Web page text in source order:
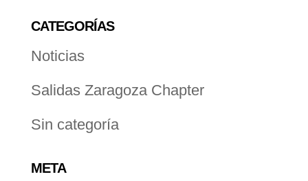
CATEGORÍAS
Noticias
Salidas Zaragoza Chapter
Sin categoría
META